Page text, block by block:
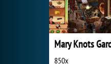
850x